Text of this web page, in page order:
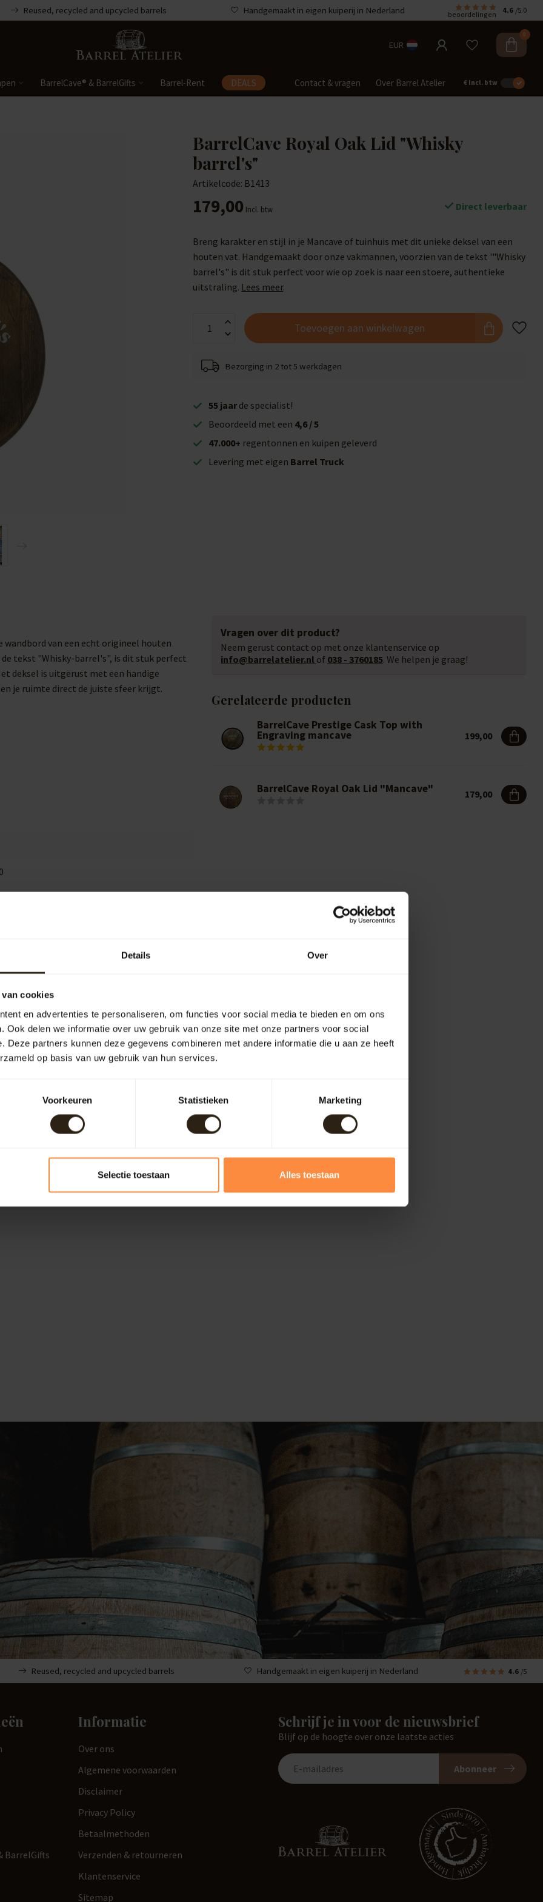
Details Over
van cookies
en advertenties te personaliseren, om functies voor social media te bieden en om ons
Ook delen we informatie over uw gebruik van onze site met onze partners voor social
Deze partners kunnen deze gegevens combineren met andere informatie die u aan ze heeft
op basis van uw gebruik van hun services.
Voorkeuren Statistieken Marketing
Selectie toestaan Alles toestaan
Reused, recycled and upcycled barrels Handgemaakt in eigen kuiperij in Nederland beoordelingen 4.6 /5.0
EUR
0
BarrelCave® & BarrelGifts Barrel-Rent DEALS Contact & vragen Over Barrel Atelier € Incl. btw
BarrelCave Royal Oak Lid "Whisky
barrel's"
Artikelcode: B1413
179,00 Incl. btw Direct leverbaar
Breng karakter en stijl in je Mancave of tuinhuis met dit unieke deksel van een
houten vat. Handgemaakt door onze vakmannen, voorzien van de tekst '"Whisky
barrel's" is dit stuk perfect voor wie op zoek is naar een stoere, authentieke
uitstraling. Lees meer.
Toevoegen aan winkelwagen
Bezorging in 2 tot 5 werkdagen
55 jaar de specialist!
Beoordeeld met een 4,6 / 5
47.000+ regentonnen en kuipen geleverd
Levering met eigen Barrel Truck
van een echt origineel houten
tekst "Whisky-barrel's", is dit stuk perfect
deksel is uitgerust met een handige
je ruimte direct de juiste sfeer krijgt.
Vragen over dit product?
Neem gerust contact op met onze klantenservice op
info@barrelatelier.nl of 038 - 3760185. We helpen je graag!
Gerelateerde producten
BarrelCave Prestige Cask Top with
Engraving mancave 199,00
BarrelCave Royal Oak Lid "Mancave" 179,00
Reused, recycled and upcycled barrels Handgemaakt in eigen kuiperij in Nederland 4.6 /5
BarrelGifts
Informatie
Over ons
Algemene voorwaarden
Disclaimer
Privacy Policy
Betaalmethoden
Verzenden & retourneren
Klantenservice
Sitemap
Schrijf je in voor de nieuwsbrief
Blijf op de hoogte over onze laatste acties
Abonneer